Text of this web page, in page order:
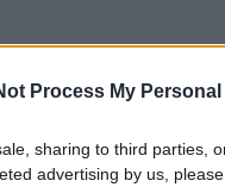
Process My
sharing to third parties,
advertising by us,